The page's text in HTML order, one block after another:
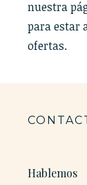
nuestra
para estar
ofertas.
Hablemos